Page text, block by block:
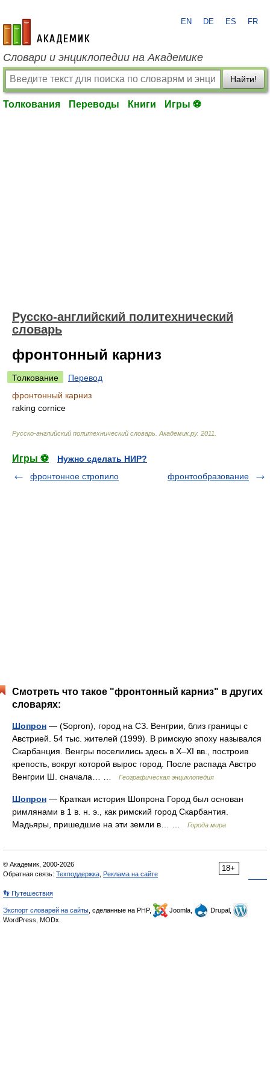
academic.ru
EN DE ES FR
Словари и энциклопедии на Академике
Найти!
Толкования Переводы Книги Игры ⚽
Русско-английский политехнический
словарь
фронтонный карниз
Толкование
Перевод
фронтонный карниз
raking cornice
Русско-английский политехнический словарь Академик.ру. 2011
Игры ⚽
Нужно сделать НИР?
фронтонное стропило
фронтообразование
Смотреть что такое "фронтонный карниз" в других
словарях:
Шопрон — (Sopron), город на СЗ. Венгрии, близ границы с
Австрией. 54 тыс. жителей (1999). В римскую эпоху назывался
Скарбанция. Венгры поселились здесь в X–XI вв., построив
крепость, вокруг которой вырос город. После распада Австро
Венгрии Ш. сначала… …
Географическая энциклопедия
Шопрон — Краткая история Шопрона Город был основан
римлянами в 1 в. н. э., как римский город Скарбантия.
Мадьяры, пришедшие на эти земли в… …
Города мира
18+
© Академик, 2000-2026
Обратная связь: Техподдержка Реклама на сайте
👣 Путешествия
Экспорт словарей на сайты , сделанные на PHP, Joomla,
Drupal,
WordPress, MODx.